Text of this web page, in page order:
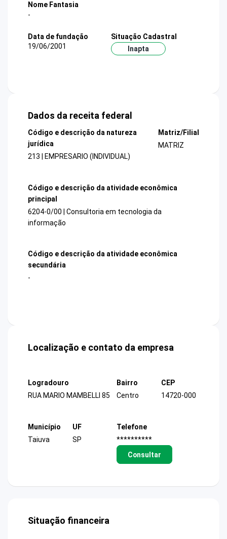
Nome Fantasia
-
Data de fundação
19/06/2001
Situação Cadastral
Inapta
Dados da receita federal
Código e descrição da natureza
jurídica
213 | EMPRESARIO (INDIVIDUAL)
Matriz/Filial
MATRIZ
Código e descrição da atividade econômica
principal
6204-0/00 | Consultoria em tecnologia da
informação
Código e descrição da atividade econômica
secundária
-
Localização e contato da empresa
Logradouro
RUA MARIO MAMBELLI 85
Bairro
Centro
CEP
14720-000
Município
Taiuva
UF
SP
Telefone
**********
Consultar
Situação financeira